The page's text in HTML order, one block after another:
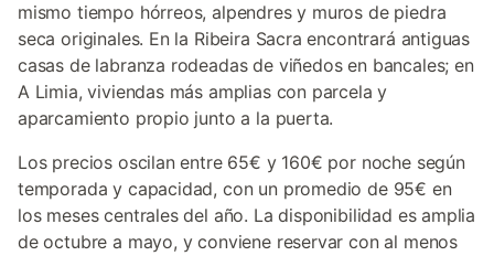
mismo tiempo hórreos, alpendres y muros de piedra
seca originales. En la Ribeira Sacra encontrará antiguas
casas de labranza rodeadas de viñedos en bancales; en
A Limia, viviendas más amplias con parcela y
aparcamiento propio junto a la puerta.
Los precios oscilan entre 65€ y 160€ por noche según
temporada y capacidad, con un promedio de 95€ en
los meses centrales del año. La disponibilidad es amplia
de octubre a mayo, y conviene reservar con al menos